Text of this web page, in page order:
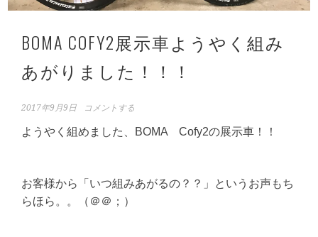
BOMA COFY2展示車ようやく組み
あがりました！！！
2017年9月9日 コメントする
ようやく組めました、BOMA Cofy2の展示車！！
お客様から「いつ組みあがるの？？」というお声もち
らほら。。（＠＠；）